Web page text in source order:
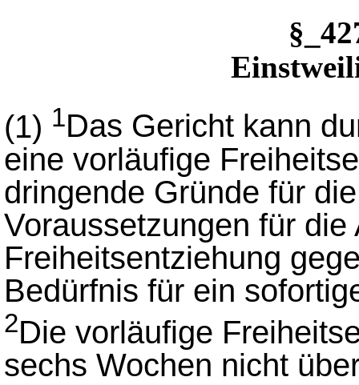
(1) 1Das Gericht kann
eine vorläufige
dringende Gründe für
Voraussetzungen für
Freiheitsentziehung
Bedürfnis für ein
2Die vorläufige
sechs Wochen nicht